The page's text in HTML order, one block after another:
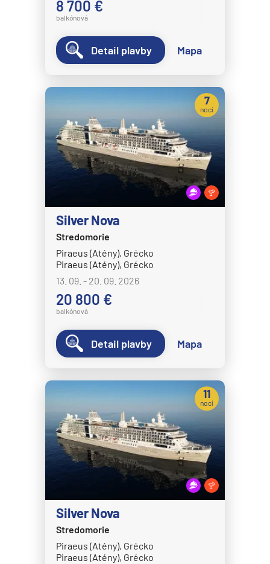
8 700 €
balkónová
Detail plavby Mapa
Silver Nova
Stredomorie
Piraeus (Atény), Grécko
Piraeus (Atény), Grécko
13. 09. - 20. 09. 2026
20 800 €
balkónová
7
nocí
Detail plavby Mapa
Silver Nova
Stredomorie
Piraeus (Atény), Grécko
Piraeus (Atény), Grécko
11
nocí